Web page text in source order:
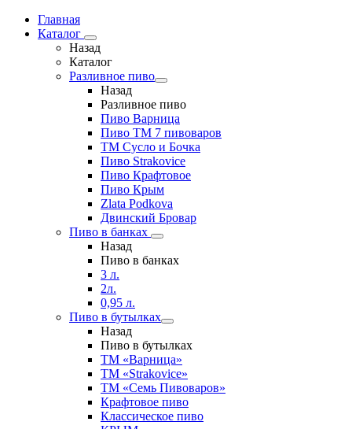
Главная
Каталог
Назад
Каталог
Разливное пиво
Назад
Разливное пиво
Пиво Варница
Пиво ТМ 7 пивоваров
ТМ Сусло и Бочка
Пиво Strakovice
Пиво Крафтовое
Пиво Крым
Zlata Podkova
Двинский Бровар
Пиво в банках
Назад
Пиво в банках
3 л.
2л.
0,95 л.
Пиво в бутылках
Назад
Пиво в бутылках
ТМ «Варница»
ТМ «Strakovice»
ТМ «Семь Пивоваров»
Крафтовое пиво
Классическое пиво